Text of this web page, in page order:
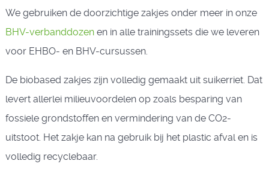
We gebruiken de doorzichtige zakjes onder meer in onze
BHV-verbanddozenen in alle trainingssets die we leveren
voor EHBO- en BHV-cursussen.
De biobased zakjes zijn volledig gemaakt uit suikerriet. Dat
levert allerlei milieuvoordelen op zoals besparing van
fossiele grondstoffen en vermindering van de CO2-
uitstoot. Het zakje kan na gebruik bij het plastic afval en is
volledig recyclebaar.